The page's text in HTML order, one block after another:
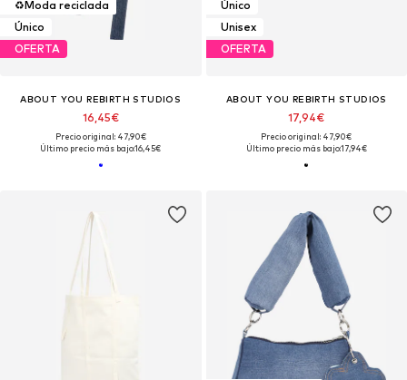
♻️Moda reciclada
Único
OFERTA
ABOUT YOU REBIRTH STUDIOS
16,45€
Precio original: 47,90€
Último precio más bajo:16,45€
Único
Unisex
OFERTA
ABOUT YOU REBIRTH STUDIOS
17,94€
Precio original: 47,90€
Último precio más bajo:17,94€